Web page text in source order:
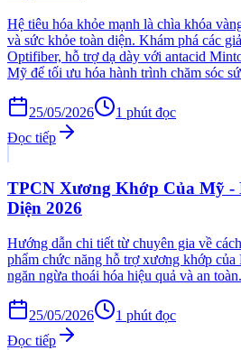
Hệ tiêu hóa khỏe mạnh là chìa khóa
và sức khỏe toàn diện. Khám phá các
Optifiber, hỗ trợ dạ dày với antacid
Mỹ để tối ưu hóa hành trình chăm sóc
25/05/2026 1 phút đọc
Đọc tiếp
TPCN Xương Khớp Của Mỹ -
Diện 2026
Hướng dẫn chi tiết từ chuyên gia về
phẩm chức năng hỗ trợ xương khớp
ngăn ngừa thoái hóa hiệu quả và an toàn.
25/05/2026 1 phút đọc
Đọc tiếp